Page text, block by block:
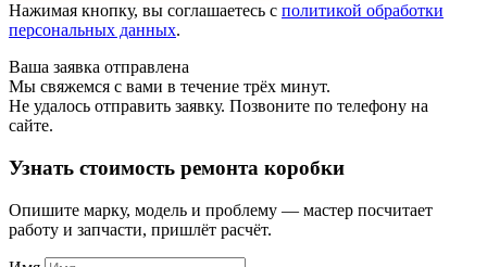
Нажимая кнопку, вы соглашаетесь с политикой обработки
персональных данных.
Ваша заявка отправлена
Мы свяжемся с вами в течение трёх минут.
Не удалось отправить заявку. Позвоните по телефону на
сайте.
Узнать стоимость ремонта коробки
Опишите марку, модель и проблему — мастер посчитает
работу и запчасти, пришлёт расчёт.